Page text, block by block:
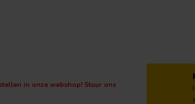
in onze webshop! Stuur ons